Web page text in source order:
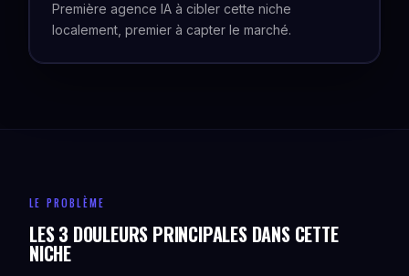
Première agence IA à cibler cette niche
localement, premier à capter le marché.
LE PROBLÈME
LES 3 DOULEURS PRINCIPALES DANS CETTE
NICHE